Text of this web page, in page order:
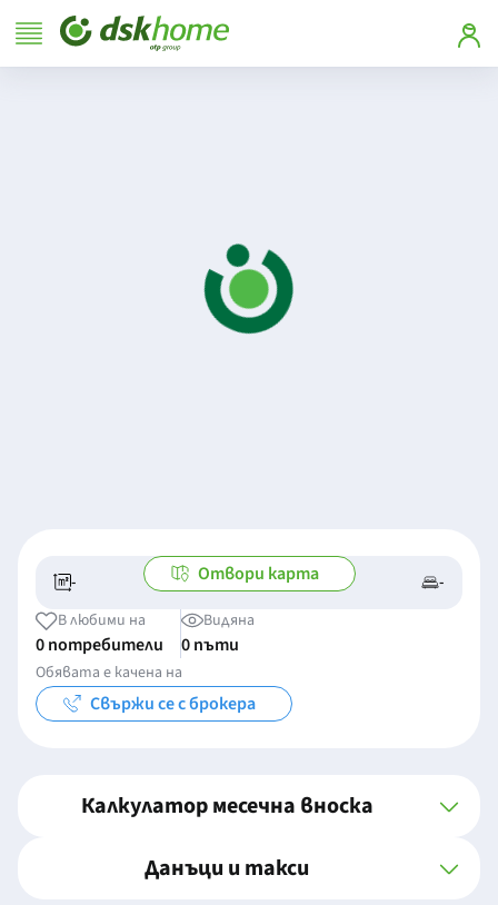
- -/- -
Отвори карта
В любими на
0 потребители
Видяна
0 пъти
Обявата е качена на
Свържи се с брокера
Калкулатор месечна вноска
Данъци и такси